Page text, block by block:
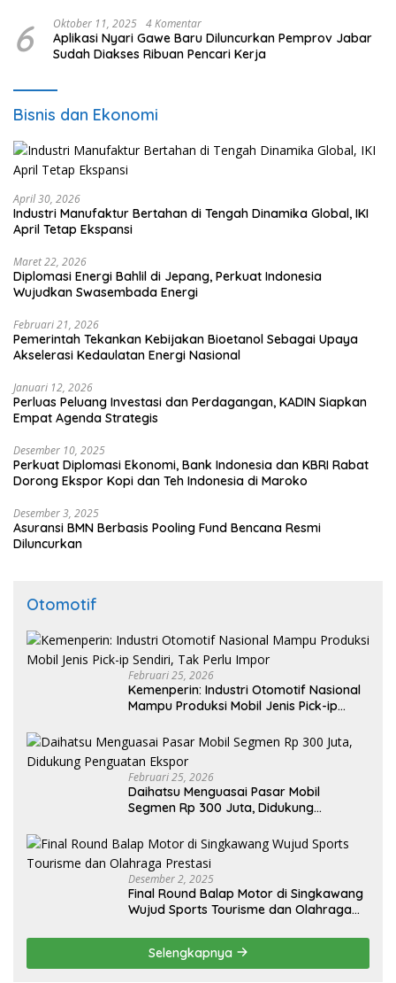
6 Oktober 11, 2025 4 Komentar
Aplikasi Nyari Gawe Baru Diluncurkan Pemprov Jabar
Sudah Diakses Ribuan Pencari Kerja
Bisnis dan Ekonomi
April 30, 2026
Industri Manufaktur Bertahan di Tengah Dinamika Global, IKI
April Tetap Ekspansi
Maret 22, 2026
Diplomasi Energi Bahlil di Jepang, Perkuat Indonesia
Wujudkan Swasembada Energi
Februari 21, 2026
Pemerintah Tekankan Kebijakan Bioetanol Sebagai Upaya
Akselerasi Kedaulatan Energi Nasional
Januari 12, 2026
Perluas Peluang Investasi dan Perdagangan, KADIN Siapkan
Empat Agenda Strategis
Desember 10, 2025
Perkuat Diplomasi Ekonomi, Bank Indonesia dan KBRI Rabat
Dorong Ekspor Kopi dan Teh Indonesia di Maroko
Desember 3, 2025
Asuransi BMN Berbasis Pooling Fund Bencana Resmi
Diluncurkan
Otomotif
Februari 25, 2026
Kemenperin: Industri Otomotif Nasional
Mampu Produksi Mobil Jenis Pick-ip
Februari 25, 2026
Daihatsu Menguasai Pasar Mobil
Segmen Rp 300 Juta, Didukung
Desember 2, 2025
Final Round Balap Motor di Singkawang
Wujud Sports Tourisme dan Olahraga
Selengkapnya